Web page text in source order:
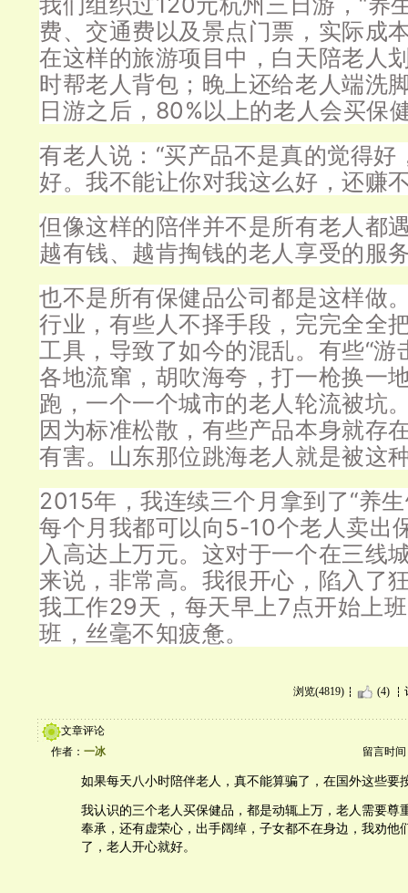
费、交通费以及景点门票，实际成
在这样的旅游项目中，白天陪老人
时帮老人背包；晚上还给老人端洗
日游之后，80%以上的老人会买保
有老人说：“买产品不是真的觉得好
好。我不能让你对我这么好，还赚
但像这样的陪伴并不是所有老人都
越有钱、越肯掏钱的老人享受的服
也不是所有保健品公司都是这样做
行业，有些人不择手段，完完全全
工具，导致了如今的混乱。有些“游
各地流窜，胡吹海夸，打一枪换一
跑，一个一个城市的老人轮流被坑
因为标准松散，有些产品本身就存
有害。山东那位跳海老人就是被这
2015年，我连续三个月拿到了“养
每个月我都可以向5-10个老人卖出
入高达上万元。这对于一个在三线
来说，非常高。我很开心，陷入了
我工作29天，每天早上7点开始上
班，丝毫不知疲惫。
浏览(4819) (4)
文章评论
作者： 一冰 留言时间
如果每天八小时陪伴老人，真不能算骗了，在国外这些要
我认识的三个老人买保健品，都是动辄上万，老人需要尊
奉承，还有虚荣心，出手阔绰，子女都不在身边，我劝他
了，老人开心就好。